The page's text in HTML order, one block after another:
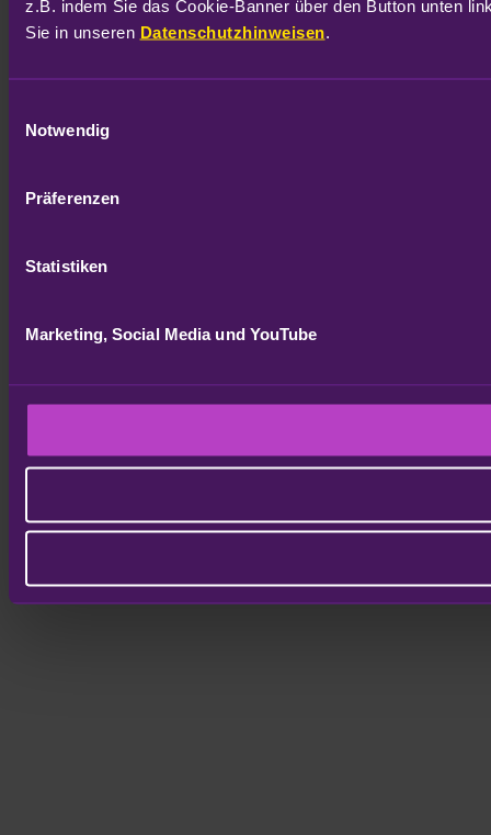
z.B. indem Sie das Cookie-Banner über den Button unten
Sie in unseren Datenschutzhinweisen.
Notwendig
Präferenzen
Statistiken
Marketing, Social Media und YouTube